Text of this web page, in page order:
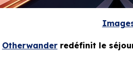
Otherwander redéfinit le